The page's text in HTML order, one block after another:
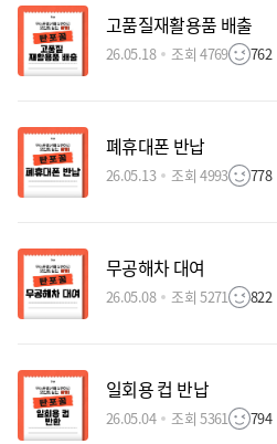
고품질재활용품 배출
26.05.18 조회 4769 762
폐휴대폰 반납
26.05.13 조회 4993 778
무공해차 대여
26.05.08 조회 5271 822
일회용 컵 반납
26.05.04 조회 5361 794